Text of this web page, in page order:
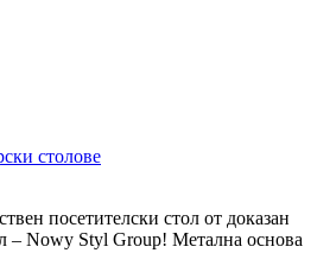
столове
посетителски стол от доказан
– Nowy Styl Group! Метална основа